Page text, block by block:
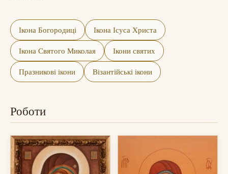
Ікона Богородиці Ікона Ісуса Христа
Ікона Святого Миколая Ікони святих
Празникові ікони Візантійські ікони
Роботи